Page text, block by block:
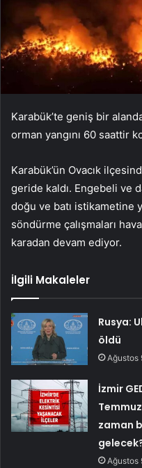
Karabük’te geniş bir
orman yangını 60 saattir
Karabük’ün Ovacık
geride kaldı. Engebeli ve
doğu ve batı istikametine
söndürme çalışmaları
karadan devam ediyor.
İlgili Makaleler
Rusya:
öldü
Ağustos
İzmir
zaman
Ağustos